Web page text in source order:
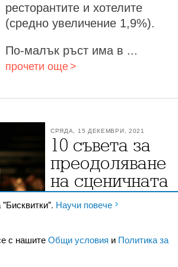
ресторантите и хотелите
(средно увеличение 1,9%).
По-малък ръст има в ...
прочети още
СРЯДА, 15 ДЕКЕМВРИ, 2021
10 съветa за
преодоляване
на сценичната
треска
ви направят по-спокойни и сигурни в
Научи повече
с нашитеОбщи условия и Политика за